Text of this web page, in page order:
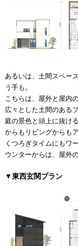
あるいは、土間スペー
う手も。
こちらは、屋外と屋内
広々とした土間のある
庭の景色と頭上に抜け
からもリビングからも
くつろぎタイムにもワ
ウンターからは、屋外
▼東西玄関プラン